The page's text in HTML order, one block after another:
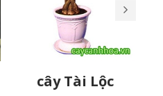
cây Tài Lộc